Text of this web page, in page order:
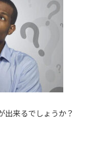
出来るでしょうか？